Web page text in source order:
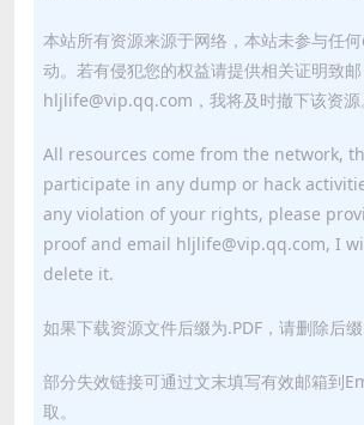
本站所有资源来源于网络，本站未参与任
动。若有侵犯您的权益请提供相关证明致邮
hljlife@vip.qq.com，我将及时撤下该资源
All resources come from the network,
participate in any dump or hack
any violation of your rights, please
proof and email hljlife@vip.qq.com, I
delete it.
如果下载资源文件后缀为.PDF，请删除后缀
部分失效链接可通过文末填写有效邮箱到
取。